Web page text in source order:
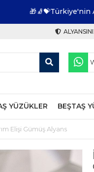
🎁🧦💝Türkiye'nin
YÜZÜKLER BEŞTAŞ
Elişi Gümüş Alyans